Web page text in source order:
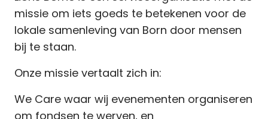
missie om iets goeds te betekenen voor de
lokale samenleving van Born door mensen
bij te staan.
Onze missie vertaalt zich in:
We Care waar wij evenementen organiseren
om fondsen te werven, en